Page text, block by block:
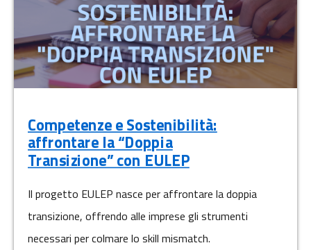
Competenze e Sostenibilità:
affrontare la “Doppia
Transizione” con EULEP
Il progetto EULEP nasce per affrontare la doppia
transizione, offrendo alle imprese gli strumenti
necessari per colmare lo skill mismatch.